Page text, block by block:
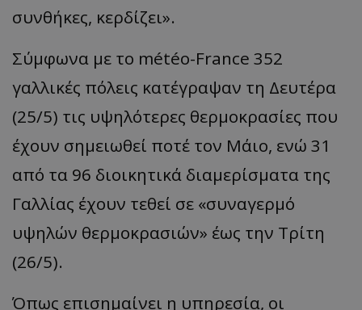
συνθήκες, κερδίζει».
Σύμφωνα με το météo-France 352
γαλλικές πόλεις κατέγραψαν τη Δευτέρα
(25/5) τις υψηλότερες θερμοκρασίες που
έχουν σημειωθεί ποτέ τον Μάιο, ενώ 31
από τα 96 διοικητικά διαμερίσματα της
Γαλλίας έχουν τεθεί σε «συναγερμό
υψηλών θερμοκρασιών» έως την Τρίτη
(26/5).
Όπως επισημαίνει η υπηρεσία, οι